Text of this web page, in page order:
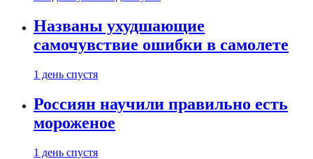
Названы ухудшающие
самочувствие ошибки в самолете
1 день спустя
Россиян научили правильно есть
мороженое
1 день спустя